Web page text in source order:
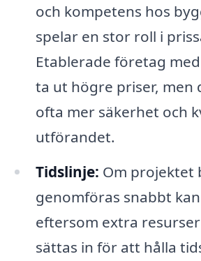
och kompetens hos
spelar en stor roll i
Etablerade företag
ta ut högre priser, men
ofta mer säkerhet och
utförandet.
Tidslinje: Om projektet
genomföras snabbt
eftersom extra
sättas in för att hålla